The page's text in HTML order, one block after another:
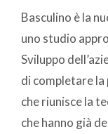
Basculino è la
uno studio
Sviluppo
di completare
che riunisce la
che hanno già